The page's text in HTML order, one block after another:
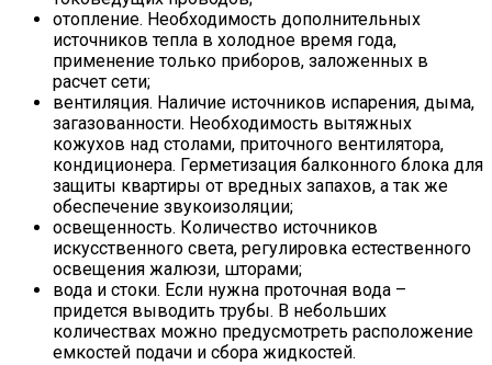
отопление. Необходимость дополнительных
источников тепла в холодное время года,
применение только приборов, заложенных в
расчет сети;
вентиляция. Наличие источников испарения, дыма,
загазованности. Необходимость вытяжных
кожухов над столами, приточного вентилятора,
кондиционера. Герметизация балконного блока для
защиты квартиры от вредных запахов, а так же
обеспечение звукоизоляции;
освещенность. Количество источников
искусственного света, регулировка естественного
освещения жалюзи, шторами;
вода и стоки. Если нужна проточная вода –
придется выводить трубы. В небольших
количествах можно предусмотреть расположение
емкостей подачи и сбора жидкостей.